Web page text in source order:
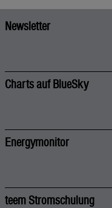
Newsletter
Charts auf BlueSky
Energymonitor
teem Stromschulung